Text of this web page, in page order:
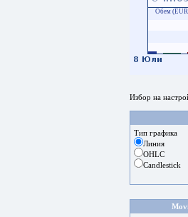
Обем
Избор на
Тип графика
Линия
OHLC
Candlestick